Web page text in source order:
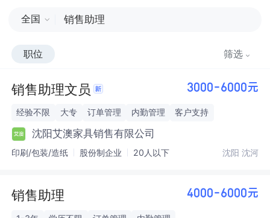
全国
职位 筛选
销售助理文员 3000-6000元
经验不限 大专 订单管理 内勤管理 客户支持
沈阳艾澳家具销售有限公司
印刷/包装/造纸 股份制企业 20人以下 沈阳 沈河
销售助理 4000-6000元